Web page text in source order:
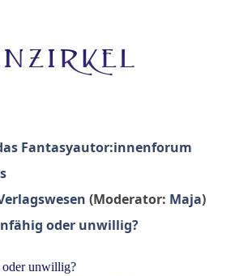
Fantasyautor:innenforum
(Moderator: Maja)
oder unwillig?
unwillig?